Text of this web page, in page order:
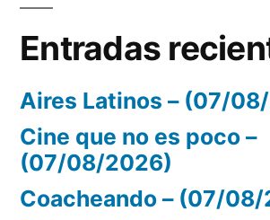
Entradas
Aires Latinos – (07/
Cine que no es poco –
(07/08/2026)
Coacheando – (07/